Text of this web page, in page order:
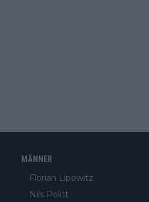
MÄNNER
Florian Lipowitz
Nils Politt